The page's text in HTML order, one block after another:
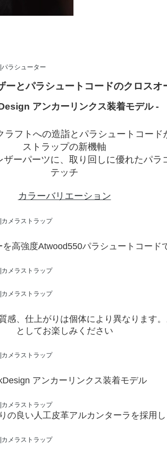
ーとパラシュートコードのクロスオ
アンカーリンクス装着モデル -
フトへの造詣とパラシュートコード
ストラップの新機軸
ーパーツに、取り回しに優れたパラ
テッチ
カラーバリエーション
高強度Atwood550パラシュートコード
感、仕上がりは個体により異なります
としてお楽しみください
アンカーリンクス装着モデル
の良い人工皮革アルカンターラを採用